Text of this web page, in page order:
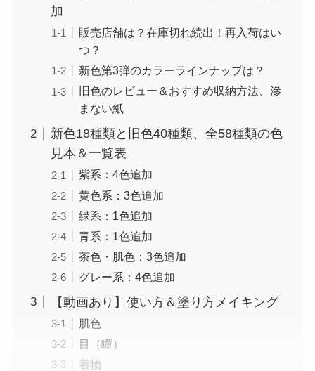
加
販売店舗は？在庫切れ続出！再入荷はい
つ？
新色第3弾のカラーラインナップは？
旧色のレビュー＆おすすめ収納方法、滲
まない紙
新色18種類と旧色40種類、全58種類の色
見本＆一覧表
紫系：4色追加
黄色系：3色追加
緑系：1色追加
青系：1色追加
茶色・肌色：3色追加
グレー系：4色追加
【動画あり】使い方＆塗り方メイキング
肌色
目（瞳）
着物